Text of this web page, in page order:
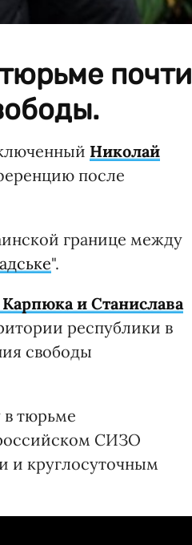
почти
Николай
после
границе между
".
и Станислава
республики в
свободы
в тюрьме
СИЗО
и круглосуточным